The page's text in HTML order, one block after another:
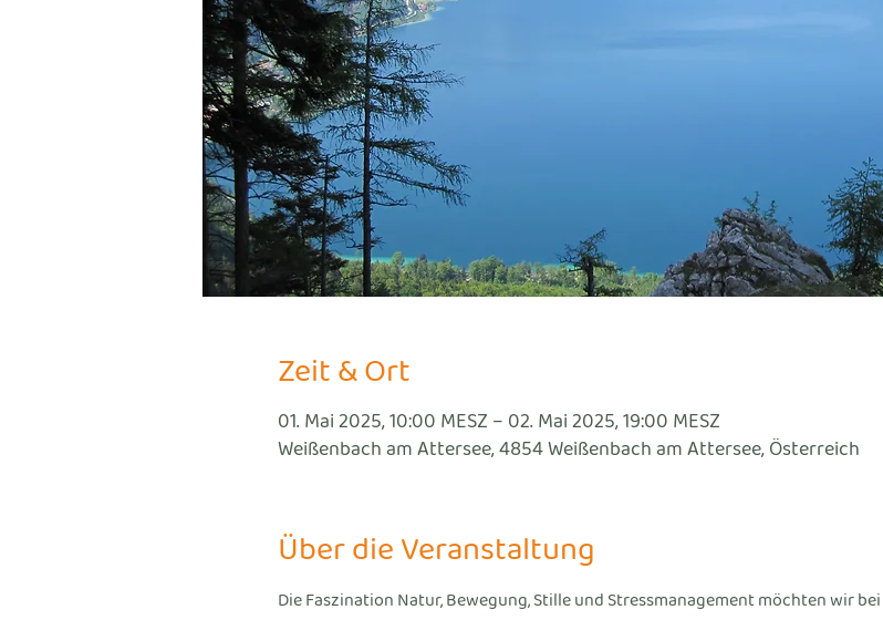
Zeit & Ort
01. Mai 2025, 10:00 MESZ – 02. Mai 2025, 19:00 MESZ
Weißenbach am Attersee, 4854 Weißenbach am Attersee, Österreich
Über die Veranstaltung
Die Faszination Natur, Bewegung, Stille und Stressmanagement möchten wir